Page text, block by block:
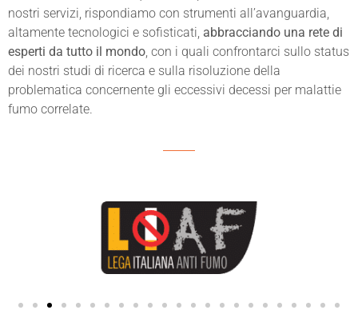
nostri servizi, rispondiamo con strumenti all’avanguardia,
altamente tecnologici e sofisticati, abbracciando una rete di
esperti da tutto il mondo, con i quali confrontarci sullo status
dei nostri studi di ricerca e sulla risoluzione della
problematica concernente gli eccessivi decessi per malattie
fumo correlate.